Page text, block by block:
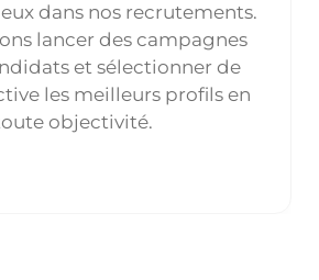
dans nos recrutements.
lancer des campagnes
et sélectionner de
les meilleurs profils en
objectivité.